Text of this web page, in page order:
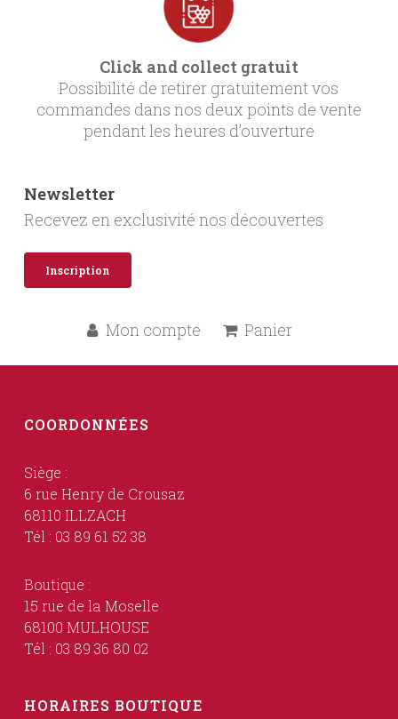
Click and collect gratuit
Possibilité de retirer gratuitement vos
commandes dans nos deux points de vente
pendant les heures d’ouverture
Newsletter
Recevez en exclusivité nos découvertes
Inscription
Mon compte Panier
COORDONNÉES
Siège :
6 rue Henry de Crousaz
68110 ILLZACH
Tél : 03 89 61 52 38
Boutique :
15 rue de la Moselle
68100 MULHOUSE
Tél : 03 89 36 80 02
HORAIRES BOUTIQUE